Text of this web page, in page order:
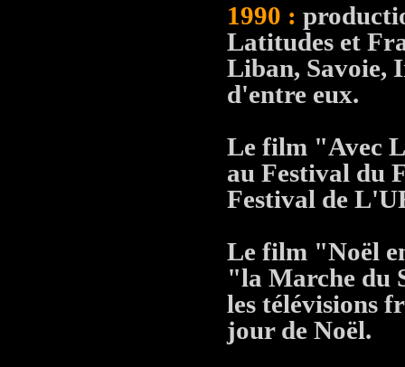
1990 :
Latitudes et
Liban, Savoie,
d'entre eux.
Le film "Avec
au Festival du
Festival de
Le film "Noël
"la Marche du
les télévisions
jour de Noël.